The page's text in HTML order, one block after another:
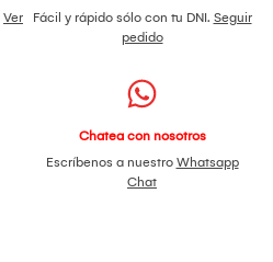
Ver
Fácil y rápido sólo con tu DNI. Seguir
pedido
Chatea con nosotros
Escríbenos a nuestro Whatsapp
Chat